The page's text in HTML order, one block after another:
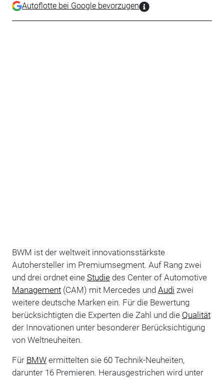
Autoflotte bei Google bevorzugen
BWM ist der weltweit innovationsstärkste
Autohersteller im Premiumsegment. Auf Rang zwei
und drei ordnet eine Studiedes Center of Automotive
Management(CAM) mit Mercedes und Audi zwei
weitere deutsche Marken ein. Für die Bewertung
berücksichtigten die Experten die Zahl und die Qualität
der Innovationen unter besonderer Berücksichtigung
von Weltneuheiten.
Für BMWermittelten sie 60 Technik-Neuheiten,
darunter 16 Premieren. Herausgestrichen wird unter